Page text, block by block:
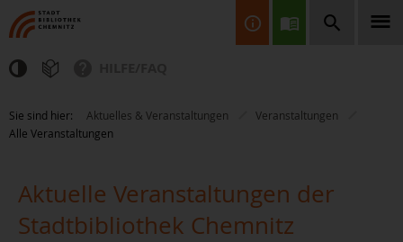
Finden Sie Informationen, Bücher, CDs & DVDs, Spiele, BluRays,
Zeitschriften und vieles mehr...
Sie sind hier: Aktuelles & Veranstaltungen
Veranstaltungen
Alle Veranstaltungen
Aktuelle Veranstaltungen der
Stadtbibliothek Chemnitz